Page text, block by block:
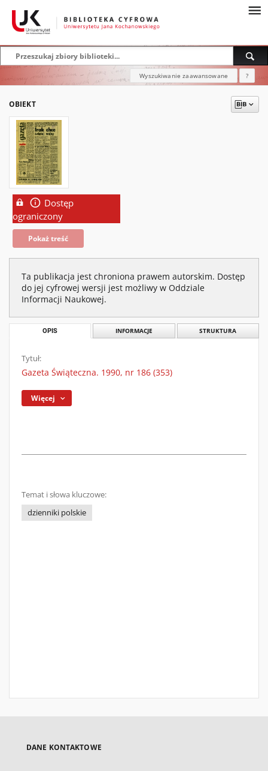
Wyszukiwanie zaawansowane ?
OBIEKT
Dostęp
ograniczony
Pokaż treść
Ta publikacja jest chroniona prawem autorskim. Dostęp
do jej cyfrowej wersji jest możliwy w Oddziale
Informacji Naukowej.
OPIS INFORMACJE STRUKTURA
Tytuł:
Gazeta Świąteczna. 1990, nr 186 (353)
Więcej
Temat i słowa kluczowe:
dzienniki polskie
DANE KONTAKTOWE